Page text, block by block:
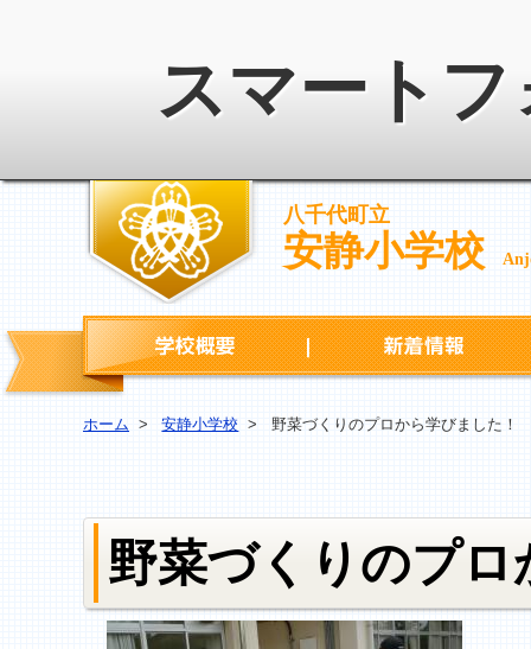
スマート
八千代町立
安静小学校
学校概要
ホーム > 安静小学校 > 野菜づくりのプロから学びました！
野菜づくりのプ